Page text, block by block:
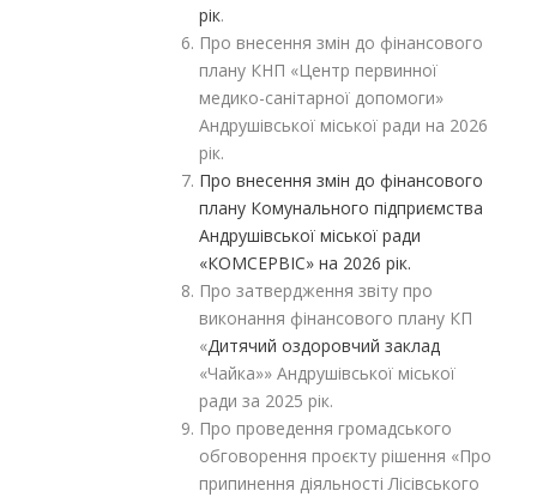
рік.
Про внесення змін до фінансового
плану КНП «Центр первинної
медико-санітарної допомоги»
Андрушівської міської ради на 2026
рік.
Про внесення змін до фінансового
плану Комунального підприємства
Андрушівської міської ради
«КОМСЕРВІС» на 2026 рік.
Про затвердження звіту про
виконання фінансового плану КП
«Дитячий оздоровчий заклад
«Чайка»» Андрушівської міської
ради за 2025 рік.
Про проведення громадського
обговорення проєкту рішення «Про
припинення діяльності Лісівського